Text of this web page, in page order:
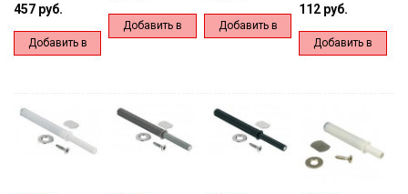
457 руб.
Добавить в
Добавить в
Добавить в
112 руб.
Добавить в